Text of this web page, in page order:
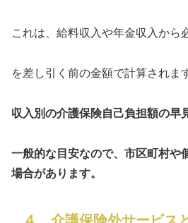
これは、給料収入や年金収入から
を差し引く前の金額で計算されま
収入別の介護保険自己負担額の早
一般的な目安なので、市区町村や
場合があります。